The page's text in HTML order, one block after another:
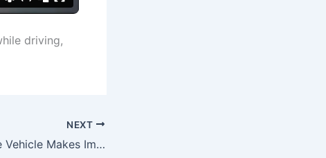
driving,
NEXT
MUC 0010 One Vehicle Makes Impossible Escape